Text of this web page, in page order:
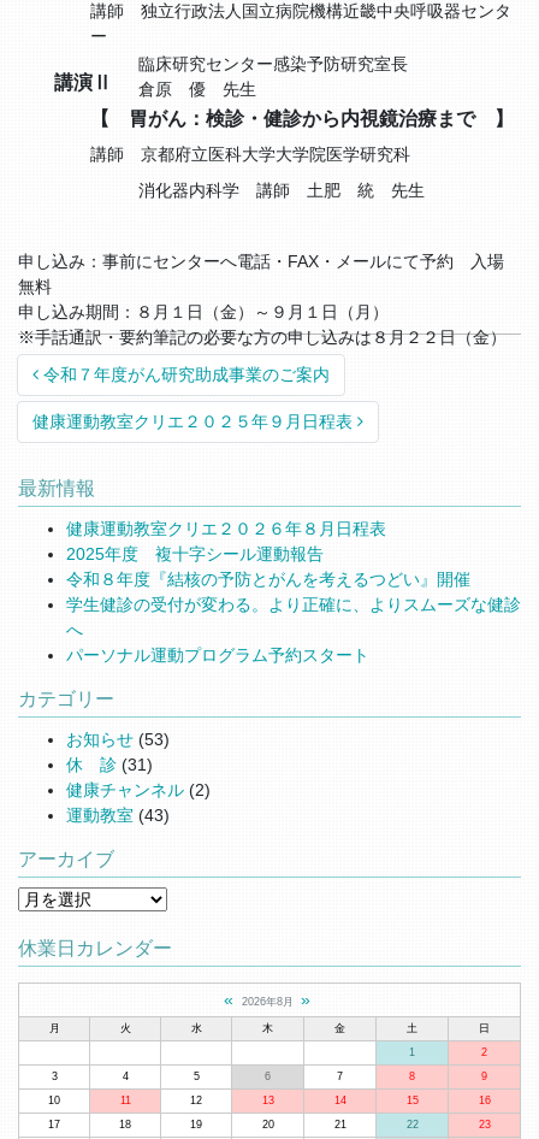
講師 独立行政法人国立病院機構近畿中央呼吸器センタ
ー
臨床研究センター感染予防研究室長
倉原 優 先生
講演Ⅱ
【 胃がん：検診・健診から内視鏡治療まで 】
講師 京都府立医科大学大学院医学研究科
消化器内科学 講師 土肥 統 先生
申し込み：事前にセンターへ電話・FAX・メールにて予約 入場
無料
申し込み期間：８月１日（金）～９月１日（月）
※手話通訳・要約筆記の必要な方の申し込みは８月２２日（金）
までPost navigation
令和７年度がん研究助成事業のご案内
健康運動教室クリエ２０２５年９月日程表
最新情報
健康運動教室クリエ２０２６年８月日程表
2025年度 複十字シール運動報告
令和８年度『結核の予防とがんを考えるつどい』開催
学生健診の受付が変わる。より正確に、よりスムーズな健診
へ
パーソナル運動プログラム予約スタート
カテゴリー
お知らせ (53)
休 診 (31)
健康チャンネル (2)
運動教室 (43)
アーカイブ
アーカイブ
休業日カレンダー
« 2026年8月 »
月 火 水 木 金 土
日
1
2
3
4 5 6 7 8
9
10
11 12 13 14 15
16
17
18 19 20 21 22
23